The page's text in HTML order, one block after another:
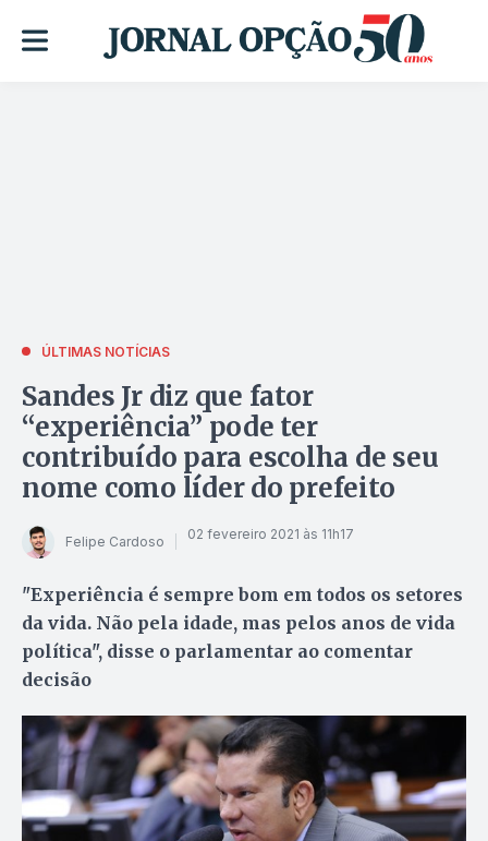
ÚLTIMAS NOTÍCIAS
Sandes Jr diz que fator
“experiência” pode ter
contribuído para escolha de seu
nome como líder do prefeito
Felipe Cardoso 02 fevereiro 2021 às 11h17
"Experiência é sempre bom em todos os setores
da vida. Não pela idade, mas pelos anos de vida
política", disse o parlamentar ao comentar
decisão